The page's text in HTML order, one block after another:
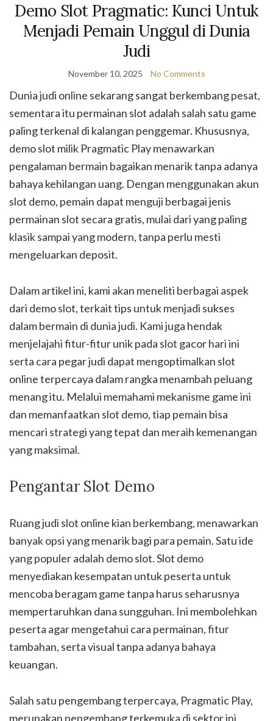
Demo Slot Pragmatic: Kunci Untuk
Menjadi Pemain Unggul di Dunia
Judi
November 10, 2025 No Comments
Dunia judi online sekarang sangat berkembang pesat,
sementara itu permainan slot adalah salah satu game
paling terkenal di kalangan penggemar. Khususnya,
demo slot milik Pragmatic Play menawarkan
pengalaman bermain bagaikan menarik tanpa adanya
bahaya kehilangan uang. Dengan menggunakan akun
slot demo, pemain dapat menguji berbagai jenis
permainan slot secara gratis, mulai dari yang paling
klasik sampai yang modern, tanpa perlu mesti
mengeluarkan deposit.
Dalam artikel ini, kami akan meneliti berbagai aspek
dari demo slot, terkait tips untuk menjadi sukses
dalam bermain di dunia judi. Kami juga hendak
menjelajahi fitur-fitur unik pada slot gacor hari ini
serta cara pegar judi dapat mengoptimalkan slot
online terpercaya dalam rangka menambah peluang
menang itu. Melalui memahami mekanisme game ini
dan memanfaatkan slot demo, tiap pemain bisa
mencari strategi yang tepat dan meraih kemenangan
yang maksimal.
Pengantar Slot Demo
Ruang judi slot online kian berkembang, menawarkan
banyak opsi yang menarik bagi para pemain. Satu ide
yang populer adalah demo slot. Slot demo
menyediakan kesempatan untuk peserta untuk
mencoba beragam game tanpa harus seharusnya
mempertaruhkan dana sungguhan. Ini membolehkan
peserta agar mengetahui cara permainan, fitur
tambahan, serta visual tanpa adanya bahaya
keuangan.
Salah satu pengembang terpercaya, Pragmatic Play,
merupakan pengembang terkemuka di sektor ini,